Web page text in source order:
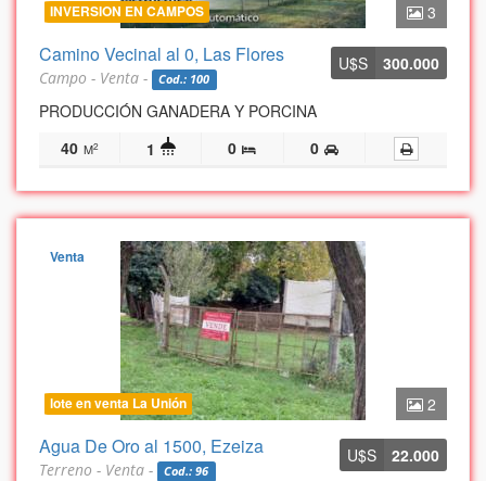
3
INVERSION EN CAMPOS
U$S 300.000
Camino Vecinal al 0, Las Flores
Campo - Venta - Cod.: 100
PRODUCCIÓN GANADERA Y PORCINA
40 M2 1 0 0
2
Venta
lote en venta La Unión
U$S 22.000
Agua De Oro al 1500, Ezeiza
Terreno - Venta - Cod.: 96